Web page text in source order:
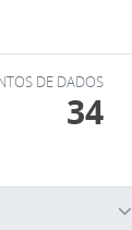
DE DADOS
34